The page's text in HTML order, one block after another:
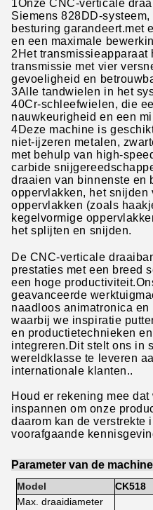
1Onze CNC-verticale
Siemens 828DD-
besturing garandeert.met
en een maximale
2Het transmissieapparaat
transmissie met vier
gevoeligheid en
3Alle tandwielen in het
40Cr-schleefwielen, die
nauwkeurigheid en een
4Deze machine is
niet-ijzeren metalen,
met behulp van high-
carbide
draaien van binnenste en
oppervlakken, het snijden
oppervlakken (zoals
kegelvormige
het splijten en snijden.
De CNC-verticale
prestaties met een breed
een hoge
geavanceerde
naadloos animatronica
waarbij we inspiratie
en productietechnieken
integreren.Dit stelt ons in
wereldklasse te leveren
internationale klanten..
Houd er rekening mee
inspannen om onze
daarom kan de verstrekte
voorafgaande
Parameter van de machine
Model CK518
Max. draaidiameter